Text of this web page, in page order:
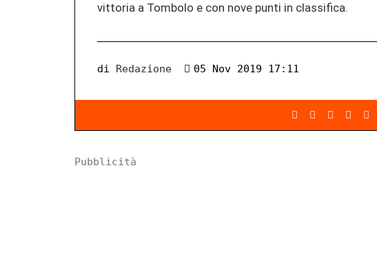
vittoria a Tombolo e con nove punti in classifica.
di Redazione 05 Nov 2019 17:11
Pubblicità